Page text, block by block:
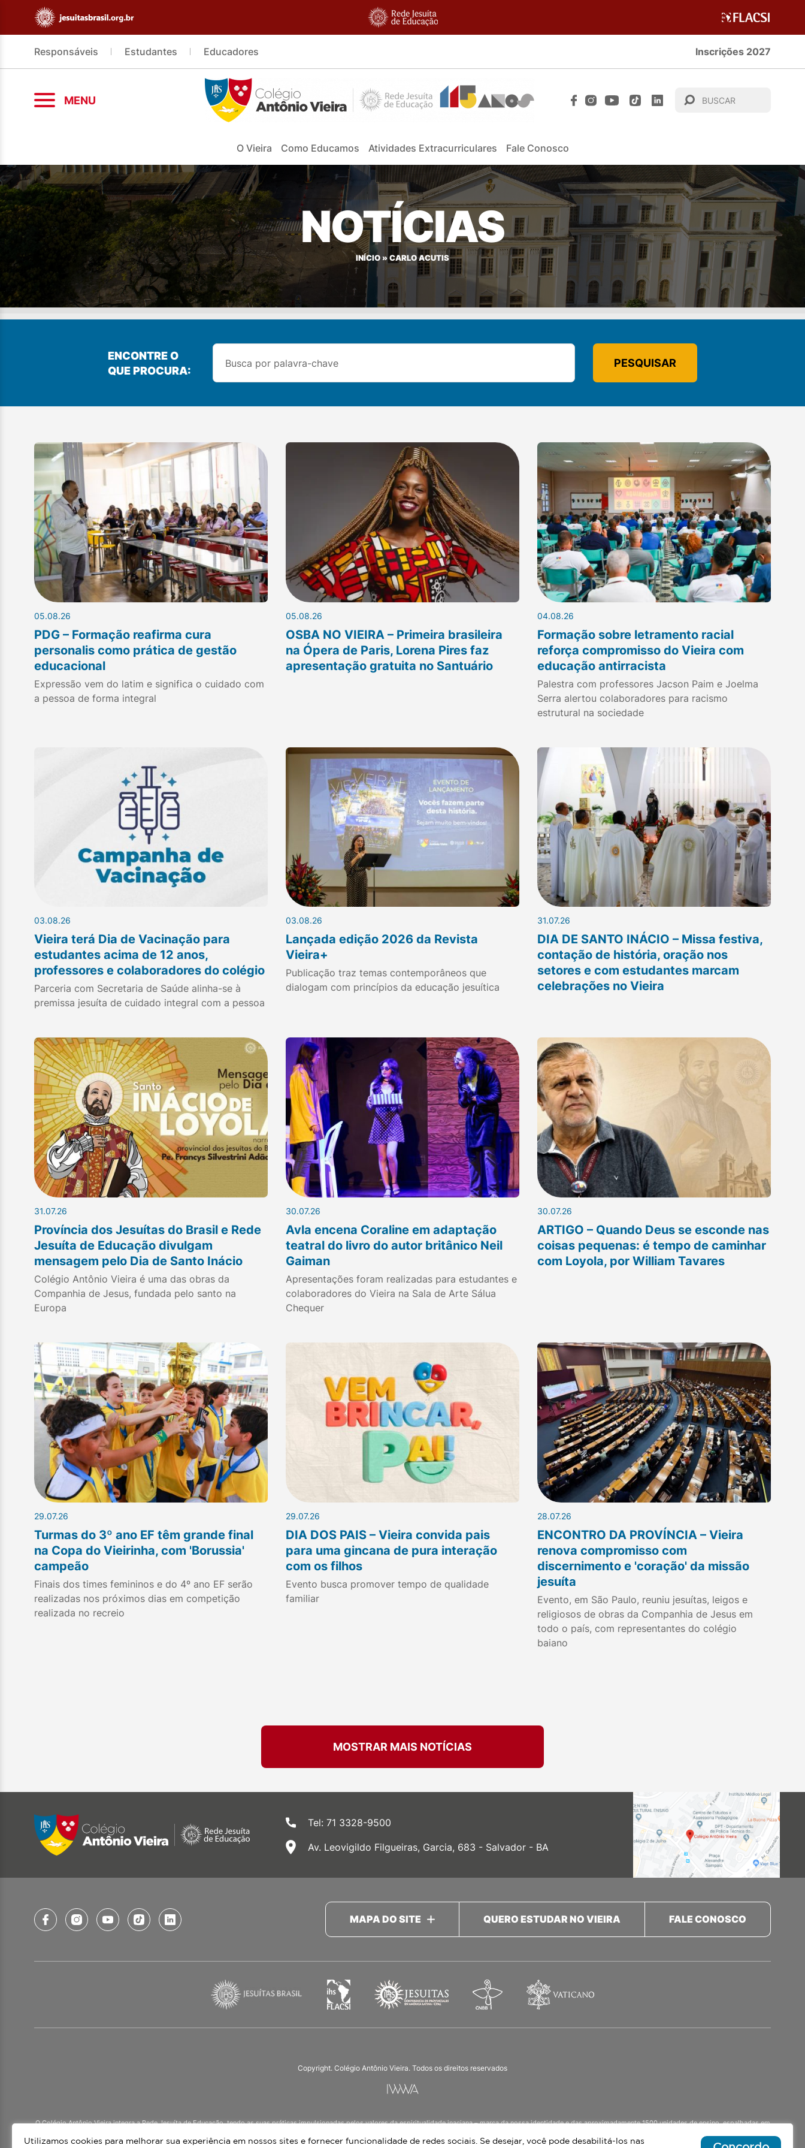
Responsáveis Estudantes Educadores Inscrições 2027
MENU
O Vieira Como Educamos Atividades Extracurriculares Fale Conosco
NOTÍCIAS
INÍCIO » CARLO ACUTIS
ENCONTRE O
QUE PROCURA:
PESQUISAR
05.08.26
PDG – Formação reafirma cura
personalis como prática de gestão
educacional
Expressão vem do latim e significa o cuidado com
a pessoa de forma integral
05.08.26
OSBA NO VIEIRA – Primeira brasileira
na Ópera de Paris, Lorena Pires faz
apresentação gratuita no Santuário
04.08.26
Formação sobre letramento racial
reforça compromisso do Vieira com
educação antirracista
Palestra com professores Jacson Paim e Joelma
Serra alertou colaboradores para racismo
estrutural na sociedade
03.08.26
Vieira terá Dia de Vacinação para
estudantes acima de 12 anos,
professores e colaboradores do colégio
Parceria com Secretaria de Saúde alinha-se à
premissa jesuíta de cuidado integral com a pessoa
03.08.26
Lançada edição 2026 da Revista
Vieira+
Publicação traz temas contemporâneos que
dialogam com princípios da educação jesuítica
31.07.26
DIA DE SANTO INÁCIO – Missa festiva,
contação de história, oração nos
setores e com estudantes marcam
celebrações no Vieira
31.07.26
Província dos Jesuítas do Brasil e Rede
Jesuíta de Educação divulgam
mensagem pelo Dia de Santo Inácio
Colégio Antônio Vieira é uma das obras da
Companhia de Jesus, fundada pelo santo na
Europa
30.07.26
Avla encena Coraline em adaptação
teatral do livro do autor britânico Neil
Gaiman
Apresentações foram realizadas para estudantes e
colaboradores do Vieira na Sala de Arte Sálua
Chequer
30.07.26
ARTIGO – Quando Deus se esconde nas
coisas pequenas: é tempo de caminhar
com Loyola, por William Tavares
29.07.26
Turmas do 3º ano EF têm grande final
na Copa do Vieirinha, com 'Borussia'
campeão
Finais dos times femininos e do 4º ano EF serão
realizadas nos próximos dias em competição
realizada no recreio
29.07.26
DIA DOS PAIS – Vieira convida pais
para uma gincana de pura interação
com os filhos
Evento busca promover tempo de qualidade
familiar
28.07.26
ENCONTRO DA PROVÍNCIA – Vieira
renova compromisso com
discernimento e 'coração' da missão
jesuíta
Evento, em São Paulo, reuniu jesuítas, leigos e
religiosos de obras da Companhia de Jesus em
todo o país, com representantes do colégio
baiano
MOSTRAR MAIS NOTÍCIAS
Tel: 71 3328-9500
Av. Leovigildo Filgueiras, Garcia, 683 - Salvador - BA
MAPA DO SITE QUERO ESTUDAR NO VIEIRA FALE CONOSCO
Copyright. Colégio Antônio Vieira. Todos os direitos reservados
O Colégio Antônio Vieira integra a Rede Jesuíta de Educação, tendo as suas práticas impulsionadas pelos valores da espiritualidade inaciana – marca da nossa identidade e das aproximadamente 1500 unidades de ensino, espalhadas em
Utilizamos cookies para melhorar sua experiência em nossos sites e fornecer funcionalidade de redes sociais. Se desejar, você pode desabilitá-los nas